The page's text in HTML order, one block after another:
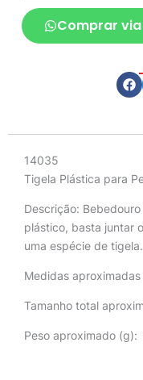
Comprar
14035
Tigela Plástica para
Descrição:
plástico, basta juntar
uma espécie de tigela.
Medidas
Tamanho total
Peso aproximado (g):